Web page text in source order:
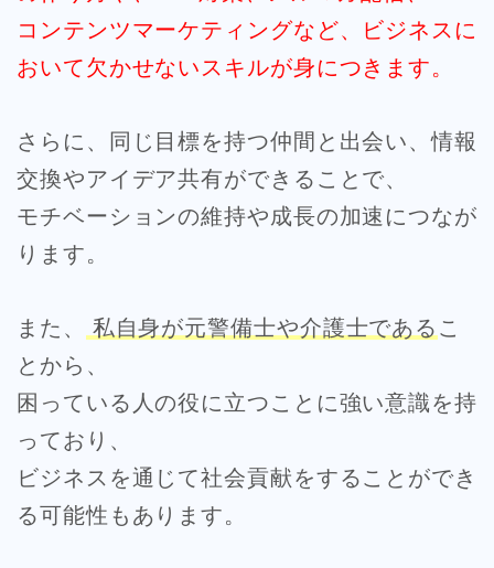
コンテンツマーケティングなど、ビジネスに
おいて欠かせないスキルが身につきます。
さらに、同じ目標を持つ仲間と出会い、情報
交換やアイデア共有ができることで、
モチベーションの維持や成長の加速につなが
ります。
また、 私自身が元警備士や介護士である こ
とから、
困っている人の役に立つことに強い意識を持
っており、
ビジネスを通じて社会貢献をすることができ
る可能性もあります。